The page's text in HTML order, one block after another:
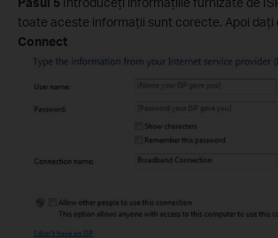
toate aceste informaţii sunt corecte. Apoi daţi
Connect